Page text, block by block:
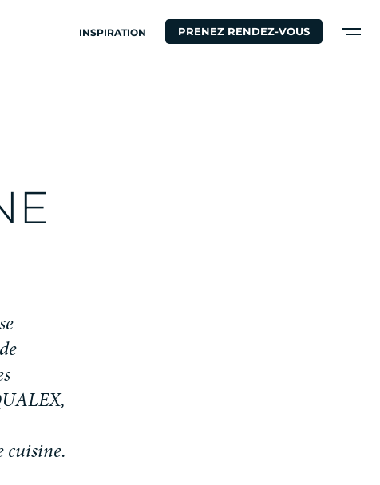
INSPIRATION PRENEZ RENDEZ-VOUS
E
se
de
s
UALEX,
cuisine.